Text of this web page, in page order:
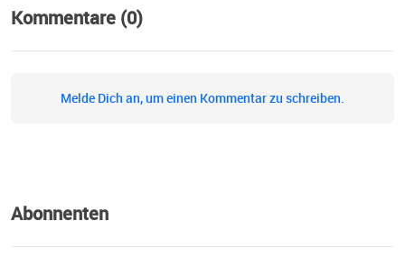
Kommentare (0)
Melde Dich an, um einen Kommentar zu schreiben.
Abonnenten